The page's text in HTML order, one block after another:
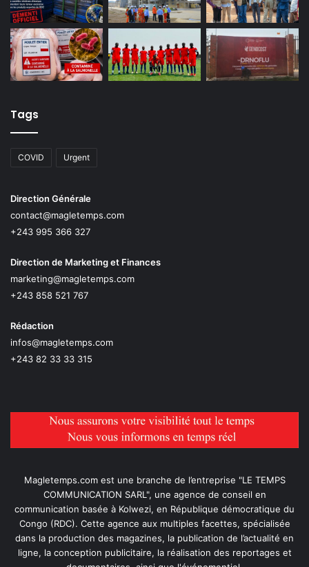
Tags
COVID Urgent
Direction Générale
contact@magletemps.com
+243 995 366 327
Direction de Marketing et Finances
marketing@magletemps.com
+243 858 521 767
Rédaction
infos@magletemps.com
+243 82 33 33 315
Magletemps.com est une branche de l’entreprise "LE TEMPS
COMMUNICATION SARL", une agence de conseil en
communication basée à Kolwezi, en République démocratique du
Congo (RDC). Cette agence aux multiples facettes, spécialisée
dans la production des magazines, la publication de l’actualité en
ligne, la conception publicitaire, la réalisation des reportages et